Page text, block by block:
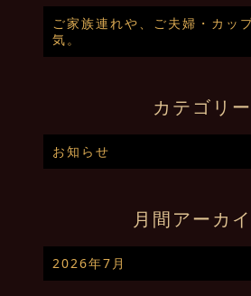
ご家族連れや、ご夫婦・カッ
気。
カテゴリー
お知らせ
月間アーカ
2026年7月